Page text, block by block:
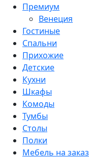
Премиум
Венеция
Гостиные
Спальни
Прихожие
Детские
Кухни
Шкафы
Комоды
Тумбы
Столы
Полки
Мебель на заказ